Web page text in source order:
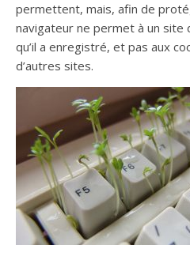
permettent, mais, afin de
navigateur ne permet à un site
qu’il a enregistré, et pas aux
d’autres sites.